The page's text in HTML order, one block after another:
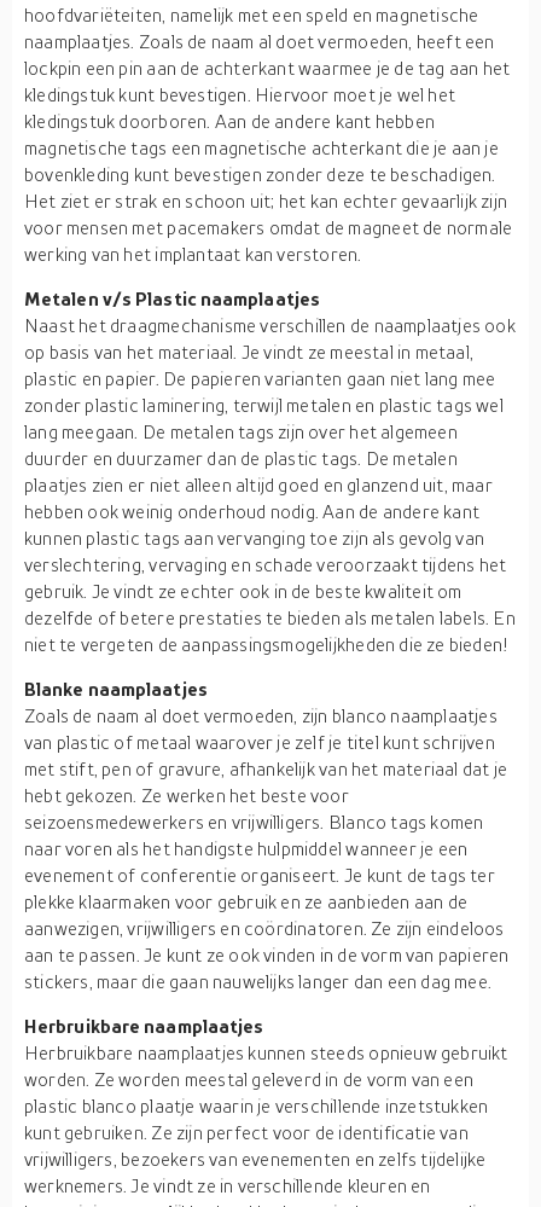
hoofdvariëteiten, namelijk met een speld en magnetische
naamplaatjes. Zoals de naam al doet vermoeden, heeft een
lockpin een pin aan de achterkant waarmee je de tag aan het
kledingstuk kunt bevestigen. Hiervoor moet je wel het
kledingstuk doorboren. Aan de andere kant hebben
magnetische tags een magnetische achterkant die je aan je
bovenkleding kunt bevestigen zonder deze te beschadigen.
Het ziet er strak en schoon uit; het kan echter gevaarlijk zijn
voor mensen met pacemakers omdat de magneet de normale
werking van het implantaat kan verstoren.
Metalen v/s Plastic naamplaatjes
Naast het draagmechanisme verschillen de naamplaatjes ook
op basis van het materiaal. Je vindt ze meestal in metaal,
plastic en papier. De papieren varianten gaan niet lang mee
zonder plastic laminering, terwijl metalen en plastic tags wel
lang meegaan. De metalen tags zijn over het algemeen
duurder en duurzamer dan de plastic tags. De metalen
plaatjes zien er niet alleen altijd goed en glanzend uit, maar
hebben ook weinig onderhoud nodig. Aan de andere kant
kunnen plastic tags aan vervanging toe zijn als gevolg van
verslechtering, vervaging en schade veroorzaakt tijdens het
gebruik. Je vindt ze echter ook in de beste kwaliteit om
dezelfde of betere prestaties te bieden als metalen labels. En
niet te vergeten de aanpassingsmogelijkheden die ze bieden!
Blanke naamplaatjes
Zoals de naam al doet vermoeden, zijn blanco naamplaatjes
van plastic of metaal waarover je zelf je titel kunt schrijven
met stift, pen of gravure, afhankelijk van het materiaal dat je
hebt gekozen. Ze werken het beste voor
seizoensmedewerkers en vrijwilligers. Blanco tags komen
naar voren als het handigste hulpmiddel wanneer je een
evenement of conferentie organiseert. Je kunt de tags ter
plekke klaarmaken voor gebruik en ze aanbieden aan de
aanwezigen, vrijwilligers en coördinatoren. Ze zijn eindeloos
aan te passen. Je kunt ze ook vinden in de vorm van papieren
stickers, maar die gaan nauwelijks langer dan een dag mee.
Herbruikbare naamplaatjes
Herbruikbare naamplaatjes kunnen steeds opnieuw gebruikt
worden. Ze worden meestal geleverd in de vorm van een
plastic blanco plaatje waarin je verschillende inzetstukken
kunt gebruiken. Ze zijn perfect voor de identificatie van
vrijwilligers, bezoekers van evenementen en zelfs tijdelijke
werknemers. Je vindt ze in verschillende kleuren en